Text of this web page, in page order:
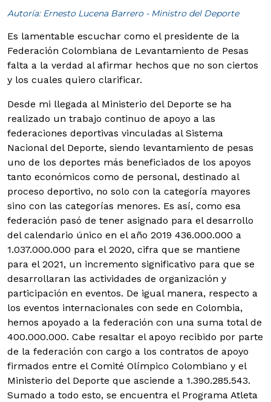
Autoría: Ernesto Lucena Barrero - Ministro del Deporte
Es lamentable escuchar como el presidente de la
Federación Colombiana de Levantamiento de Pesas
falta a la verdad al afirmar hechos que no son ciertos
y los cuales quiero clarificar.
Desde mi llegada al Ministerio del Deporte se ha
realizado un trabajo continuo de apoyo a las
federaciones deportivas vinculadas al Sistema
Nacional del Deporte, siendo levantamiento de pesas
uno de los deportes más beneficiados de los apoyos
tanto económicos como de personal, destinado al
proceso deportivo, no solo con la categoría mayores
sino con las categorías menores. Es así, como esa
federación pasó de tener asignado para el desarrollo
del calendario único en el año 2019 436.000.000 a
1.037.000.000 para el 2020, cifra que se mantiene
para el 2021, un incremento significativo para que se
desarrollaran las actividades de organización y
participación en eventos. De igual manera, respecto a
los eventos internacionales con sede en Colombia,
hemos apoyado a la federación con una suma total de
400.000.000. Cabe resaltar el apoyo recibido por parte
de la federación con cargo a los contratos de apoyo
firmados entre el Comité Olímpico Colombiano y el
Ministerio del Deporte que asciende a 1.390.285.543.
Sumado a todo esto, se encuentra el Programa Atleta